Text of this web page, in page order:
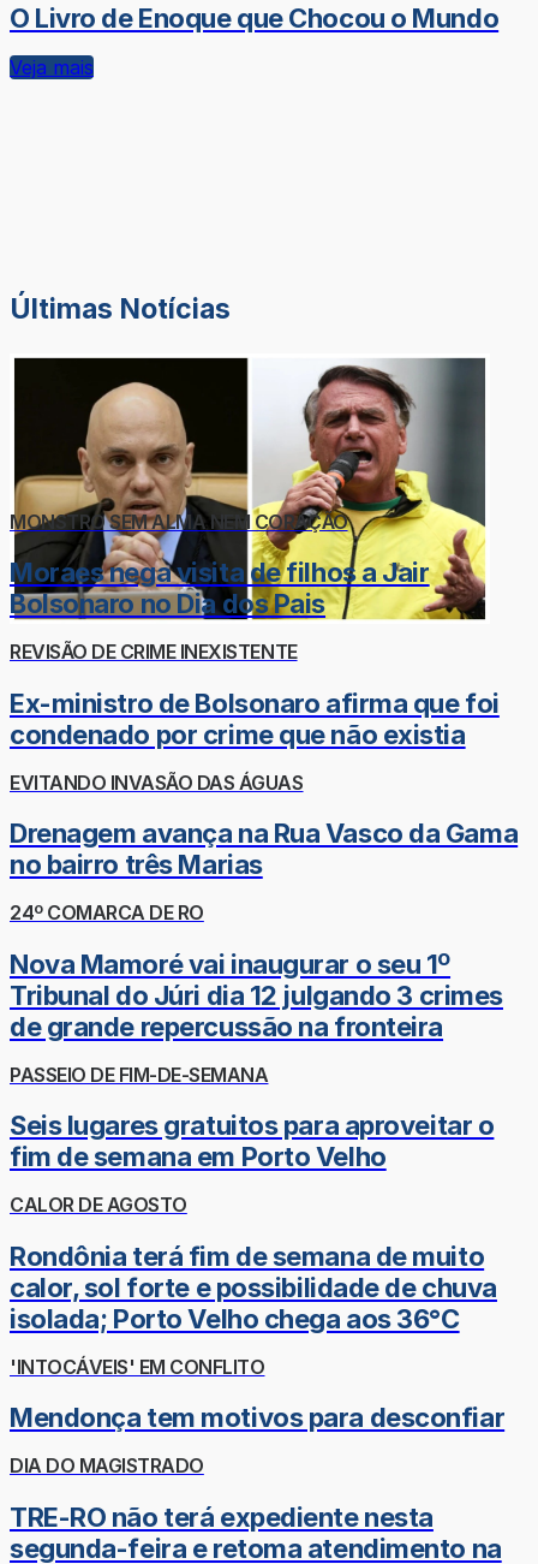
O Livro de Enoque que Chocou o Mundo
Veja mais
Últimas Notícias
MONSTRO SEM ALMA NEM CORAÇÃO
Moraes nega visita de filhos a Jair
Bolsonaro no Dia dos Pais
REVISÃO DE CRIME INEXISTENTE
Ex-ministro de Bolsonaro afirma que foi
condenado por crime que não existia
EVITANDO INVASÃO DAS ÁGUAS
Drenagem avança na Rua Vasco da Gama
no bairro três Marias
24º COMARCA DE RO
Nova Mamoré vai inaugurar o seu 1º
Tribunal do Júri dia 12 julgando 3 crimes
de grande repercussão na fronteira
PASSEIO DE FIM-DE-SEMANA
Seis lugares gratuitos para aproveitar o
fim de semana em Porto Velho
CALOR DE AGOSTO
Rondônia terá fim de semana de muito
calor, sol forte e possibilidade de chuva
isolada; Porto Velho chega aos 36°C
'INTOCÁVEIS' EM CONFLITO
Mendonça tem motivos para desconfiar
DIA DO MAGISTRADO
TRE-RO não terá expediente nesta
segunda-feira e retoma atendimento na